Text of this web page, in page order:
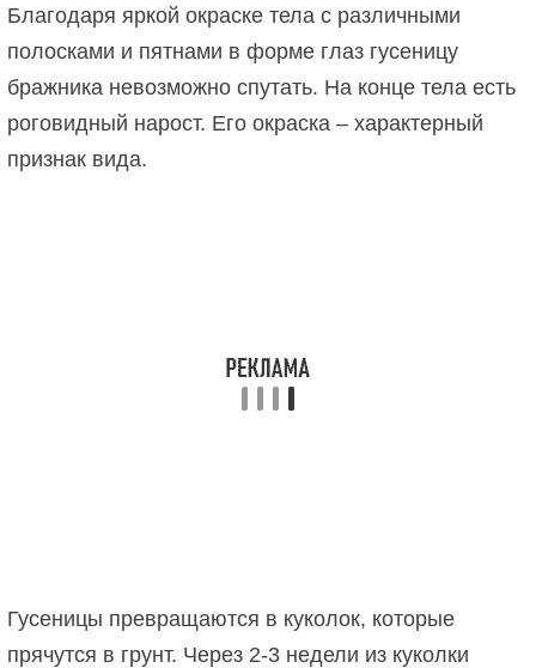
Благодаря яркой окраске тела с различными
полосками и пятнами в форме глаз гусеницу
бражника невозможно спутать. На конце тела есть
роговидный нарост. Его окраска – характерный
признак вида.
Гусеницы превращаются в куколок, которые
прячутся в грунт. Через 2-3 недели из куколки